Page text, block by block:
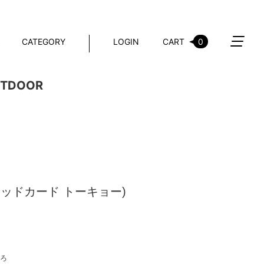
CATEGORY LOGIN CART 0
ドカード トーキョー)